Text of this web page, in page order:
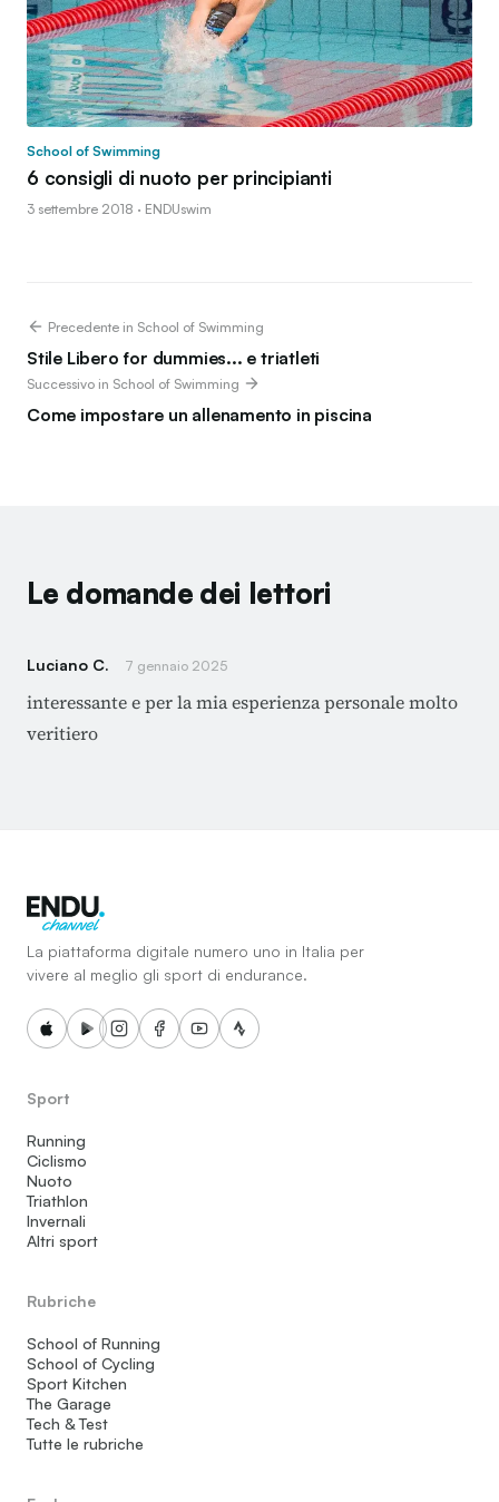
School of Swimming
6 consigli di nuoto per principianti
3 settembre 2018 · ENDUswim
Precedente in School of Swimming
Stile Libero for dummies... e triatleti
Successivo in School of Swimming
Come impostare un allenamento in piscina
Le domande dei lettori
Luciano C. 7 gennaio 2025
interessante e per la mia esperienza personale molto
veritiero
La piattaforma digitale numero uno in Italia per
vivere al meglio gli sport di endurance.
Sport
Running
Ciclismo
Nuoto
Triathlon
Invernali
Altri sport
Rubriche
School of Running
School of Cycling
Sport Kitchen
The Garage
Tech & Test
Tutte le rubriche